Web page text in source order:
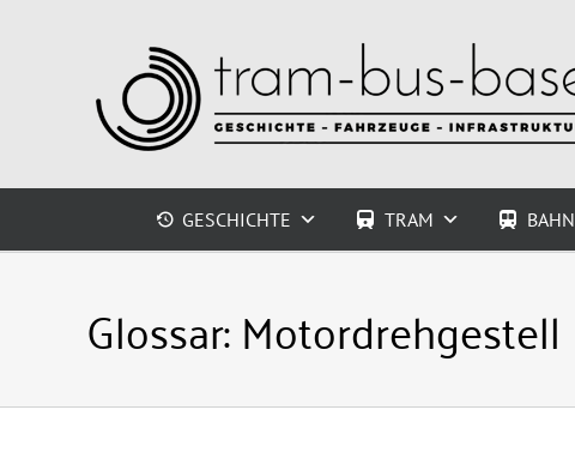
GESCHICHTE TRAM BAHN
Glossar:Motordrehgestell